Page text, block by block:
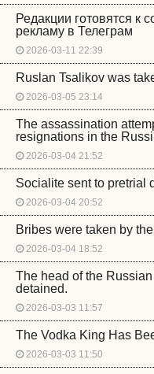
Редакции готовятся к
рекламу в Телеграм
2026-03-11 22:39
Ruslan Tsalikov was
2026-03-05 23:14
The assassination
resignations in the
2026-03-04 21:52
Socialite sent to pretrial
2026-03-04 20:52
Bribes were taken by
2026-03-04 18:52
The head of the
detained.
2026-03-03 11:57
The Vodka King Has
2026-03-03 11:50